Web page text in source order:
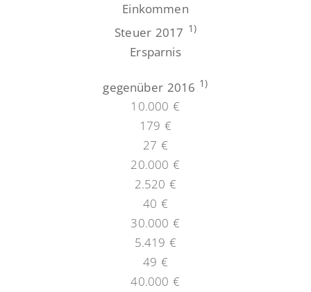
Einkommen
Steuer 2017 1)
Ersparnis
gegenüber 2016 1)
10.000 €
179 €
27 €
20.000 €
2.520 €
40 €
30.000 €
5.419 €
49 €
40.000 €